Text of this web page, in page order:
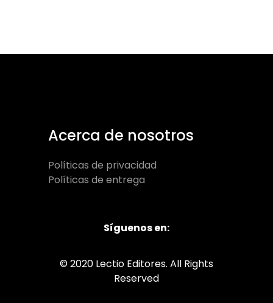
Acerca de nosotros
Políticas de privacidad
Políticas de entrega
Síguenos en:
© 2020 Lectio Editores. All Rights
Reserved